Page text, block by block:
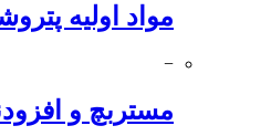
مواد اولیه
−
مستربچ و